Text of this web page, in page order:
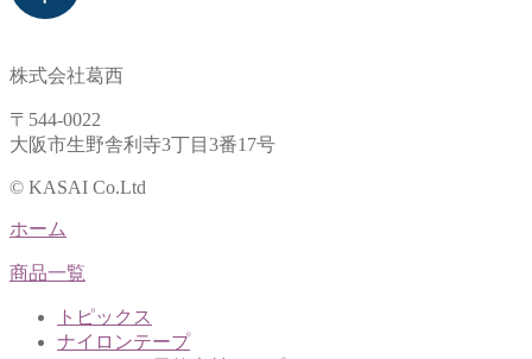
株式会社葛西
〒544-0022
大阪市生野舎利寺3丁目3番17号
© KASAI Co.Ltd
ホーム
商品一覧
トピックス
ナイロンテープ